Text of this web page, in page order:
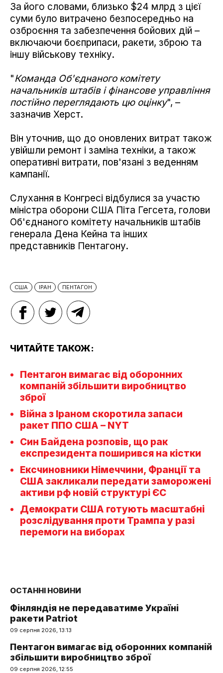
За його словами, близько $24 млрд з цієї
суми було витрачено безпосередньо на
озброєння та забезпечення бойових дій –
включаючи боєприпаси, ракети, зброю та
іншу військову техніку.
"Команда Об'єднаного комітету
начальників штабів і фінансове управління
постійно переглядають цю оцінку", –
зазначив Херст.
Він уточнив, що до оновлених витрат також
увійшли ремонт і заміна техніки, а також
оперативні витрати, пов'язані з веденням
кампанії.
Слухання в Конгресі відбулися за участю
міністра оборони США Піта Гегсета, голови
Об'єднаного комітету начальників штабів
генерала Дена Кейна та інших
представників Пентагону.
США ІРАН ПЕНТАГОН
ЧИТАЙТЕ ТАКОЖ:
Пентагон вимагає від оборонних
компаній збільшити виробництво
зброї
Війна з Іраном скоротила запаси
ракет ППО США – NYT
Син Байдена розповів, що рак
експрезидента поширився на кістки
Ексчиновники Німеччини, Франції та
США закликали передати заморожені
активи рф новій структурі ЄС
Демократи США готують масштабні
розслідування проти Трампа у разі
перемоги на виборах
ОСТАННІ НОВИНИ
Фінляндія не передаватиме Україні
ракети Patriot
09 серпня 2026, 13:13
Пентагон вимагає від оборонних компаній
збільшити виробництво зброї
09 серпня 2026, 12:55